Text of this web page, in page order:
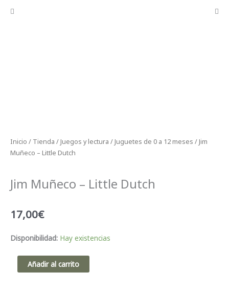
Inicio / Tienda / Juegos y lectura / Juguetes de 0 a 12 meses / Jim
Muñeco – Little Dutch
Jim Muñeco – Little Dutch
17,00€
Disponibilidad: Hay existencias
Jim
Little
Añadir al carrito